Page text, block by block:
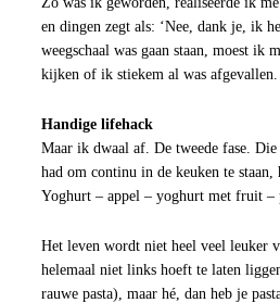
en dingen zegt als: ‘Nee, dank je, ik
weegschaal was gaan staan, moest ik
kijken of ik stiekem al was afgevallen.
Handige lifehack
Maar ik dwaal af. De tweede fase.
had om continu in de keuken te staan,
Yoghurt – appel – yoghurt met fruit –
Het leven wordt niet heel veel leuker
helemaal niet links hoeft te laten
rauwe pasta), maar hé, dan heb je